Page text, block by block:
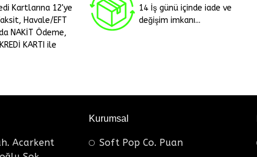
Kartlarına 12'ye
Havale/EFT
NAKİT Ödeme,
KARTI ile
14 İş günü içinde iade ve
değişim imkanı...
Acarkent
Kurumsal
Soft Pop Co. Puan